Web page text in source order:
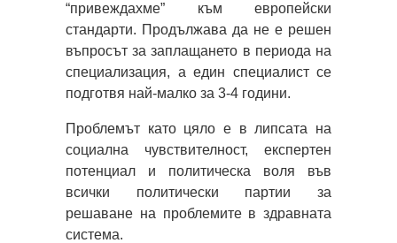
“привеждахме” към европейски
стандарти. Продължава да не е решен
въпросът за заплащането в периода на
специализация, а един специалист се
подготвя най-малко за 3-4 години.
Проблемът като цяло е в липсата на
социална чувствителност, експертен
потенциал и политическа воля във
всички политически партии за
решаване на проблемите в здравната
система.